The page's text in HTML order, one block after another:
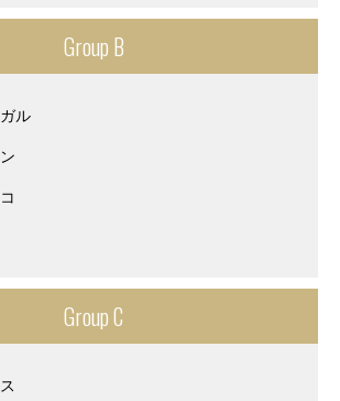
Group B
ル
Group C